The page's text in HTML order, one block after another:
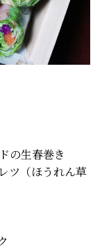
の生春巻き
ツ（ほうれん草